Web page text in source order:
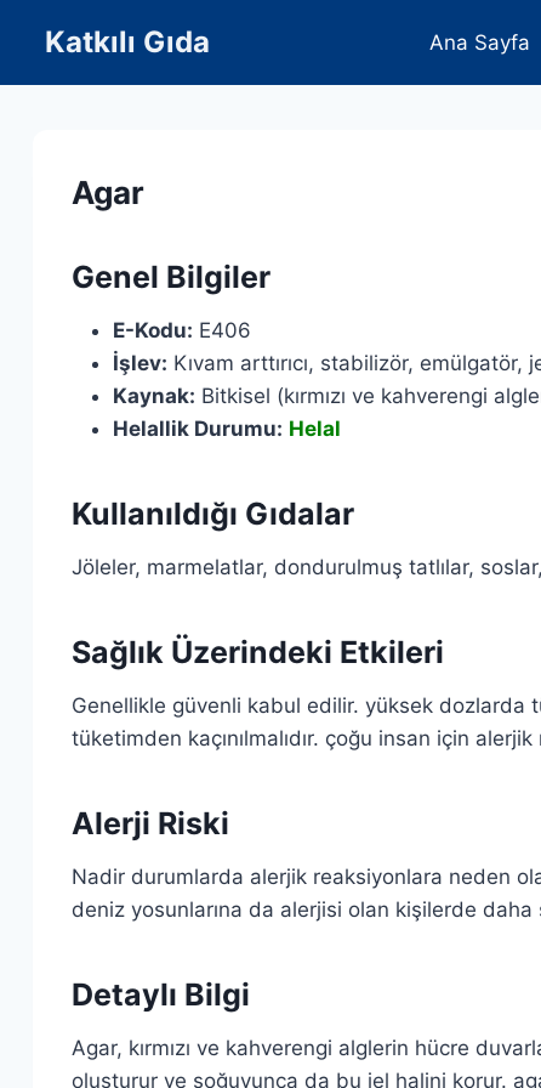
content
Katkılı Gıda Ana Sayfa
Agar
Genel Bilgiler
E-Kodu: E406
İşlev: Kıvam arttırıcı, stabilizör, emülgatör,
Kaynak: Bitkisel (kırmızı ve kahverengi
Helallik Durumu: Helal
Kullanıldığı Gıdalar
Jöleler, marmelatlar, dondurulmuş tatlılar,
Sağlık Üzerindeki Etkileri
Genellikle güvenli kabul edilir. yüksek dozlarda
tüketimden kaçınılmalıdır. çoğu insan için
Alerji Riski
Nadir durumlarda alerjik reaksiyonlara neden
deniz yosunlarına da alerjisi olan kişilerde daha
Detaylı Bilgi
Agar, kırmızı ve kahverengi alglerin hücre
oluşturur ve soğuyunca da bu jel halini korur.